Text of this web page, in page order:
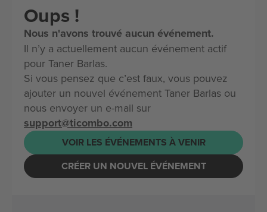
Oups !
Nous n'avons trouvé aucun événement.
Il n’y a actuellement aucun événement actif
pour Taner Barlas.
Si vous pensez que c’est faux, vous pouvez
ajouter un nouvel événement Taner Barlas ou
nous envoyer un e-mail sur
support@ticombo.com
VOIR LES ÉVÉNEMENTS À VENIR
CRÉER UN NOUVEL ÉVÉNEMENT